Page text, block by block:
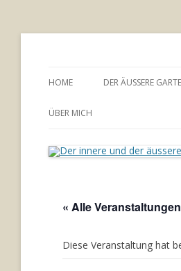
HOME DER ÄUSSERE
ÜBER MICH
« Alle Veranstaltungen
Diese Veranstaltung hat